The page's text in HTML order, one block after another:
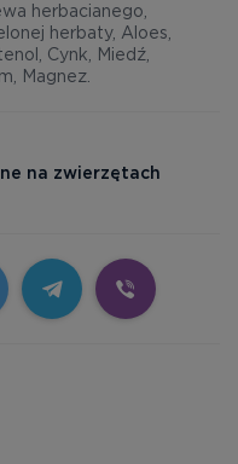
herbacianego,
herbaty, Aloes,
Cynk, Miedź,
Magnez.
na zwierzętach